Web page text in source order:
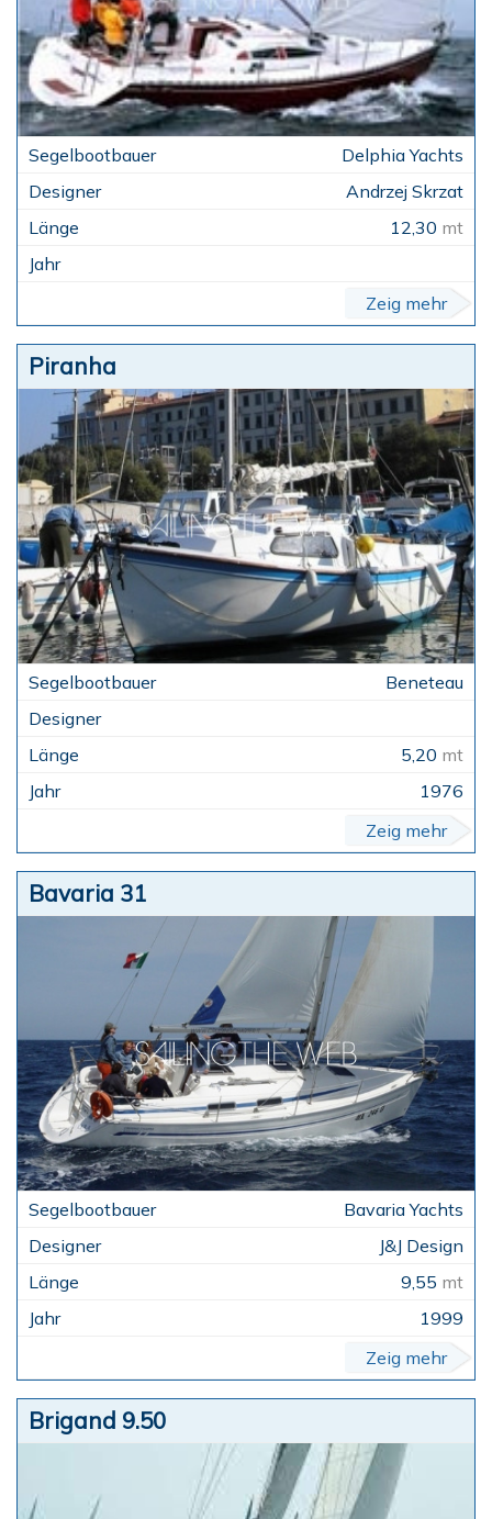
Delphia Yachts
Andrzej Skrzat
12,30 mt
Zeig mehr
Piranha
Beneteau
5,20 mt
1976
Zeig mehr
Bavaria 31
Bavaria Yachts
J&J Design
9,55 mt
1999
Zeig mehr
Brigand 9.50